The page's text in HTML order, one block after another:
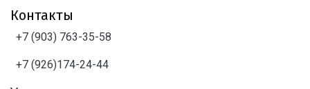
Контакты
+7 (903) 763-35-58
+7 (926)174-24-44